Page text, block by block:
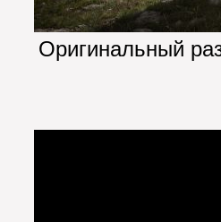
Оригинальный